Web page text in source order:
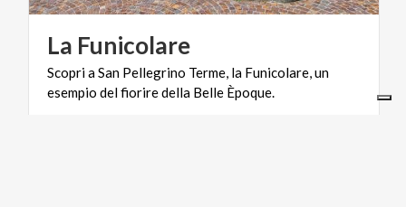
La Funicolare
ScopriaSan Pellegrino Terme, la Funicolare,un
esempio delfioriredella Belle Èpoque.